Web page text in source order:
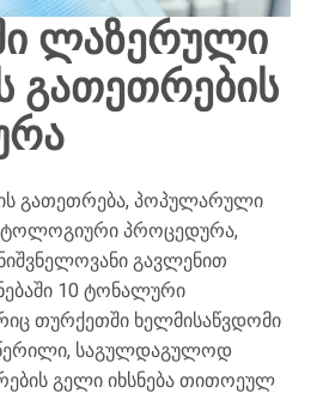
ლაზერული
გათეთრების
გათეთრება, პოპულარული
პროცედურა,
გავლენით
10 ტონალური
თურქეთში ხელმისაწვდომი
საგულდაგულოდ
გელი იხსნება თითოეულ